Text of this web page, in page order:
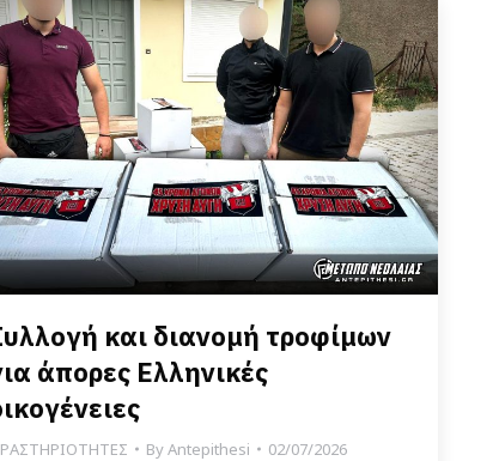
και διανομή τροφίμων
άπορες Ελληνικές
ByAntepithesi 02/07/2026